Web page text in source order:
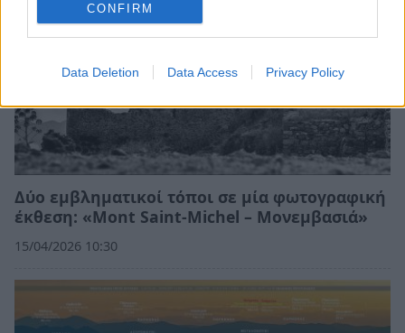
CONFIRM
Data Deletion Data Access Privacy Policy
Δύο εμβληματικοί τόποι σε μία φωτογραφική
έκθεση: «Mont Saint-Michel – Μονεμβασιά»
15/04/2026 10:30